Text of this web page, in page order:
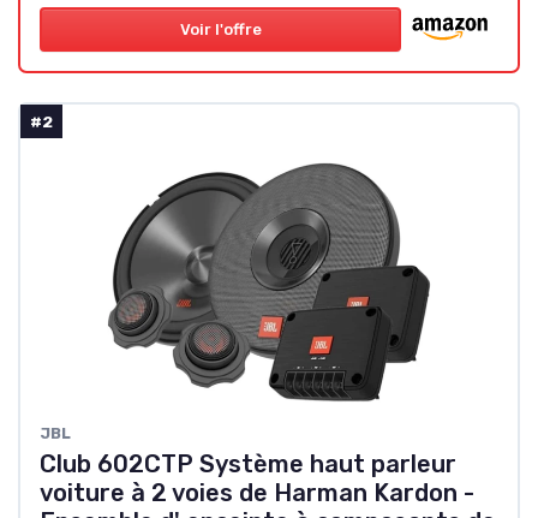
Voir l'offre
#2
JBL
Club 602CTP Système haut parleur
voiture à 2 voies de Harman Kardon -